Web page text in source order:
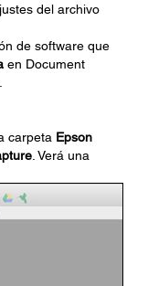
del archivo
de software que
en Document
carpeta Epson
. Verá una